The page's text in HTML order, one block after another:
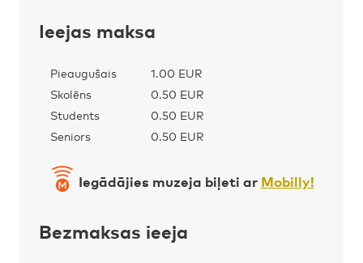
Ieejas maksa
Pieaugušais
1.00 EUR
Skolēns
0.50 EUR
Students
0.50 EUR
Seniors
0.50 EUR
Iegādājies muzeja biļeti ar Mobilly!
Bezmaksas ieeja